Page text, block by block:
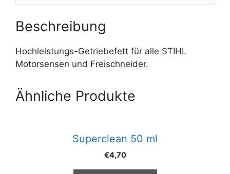
Beschreibung
Hochleistungs-Getriebefett für alle STIHL
Motorsensen und Freischneider.
Ähnliche Produkte
Superclean 50 ml
€4,70